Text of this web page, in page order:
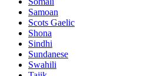
Samoan
Scots Gaelic
Shona
Sindhi
Sundanese
Swahili